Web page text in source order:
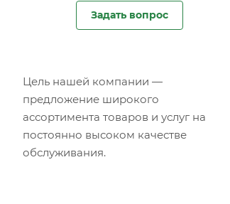
Задать вопрос
Цель нашей компании —
предложение широкого
ассортимента товаров и услуг на
постоянно высоком качестве
обслуживания.